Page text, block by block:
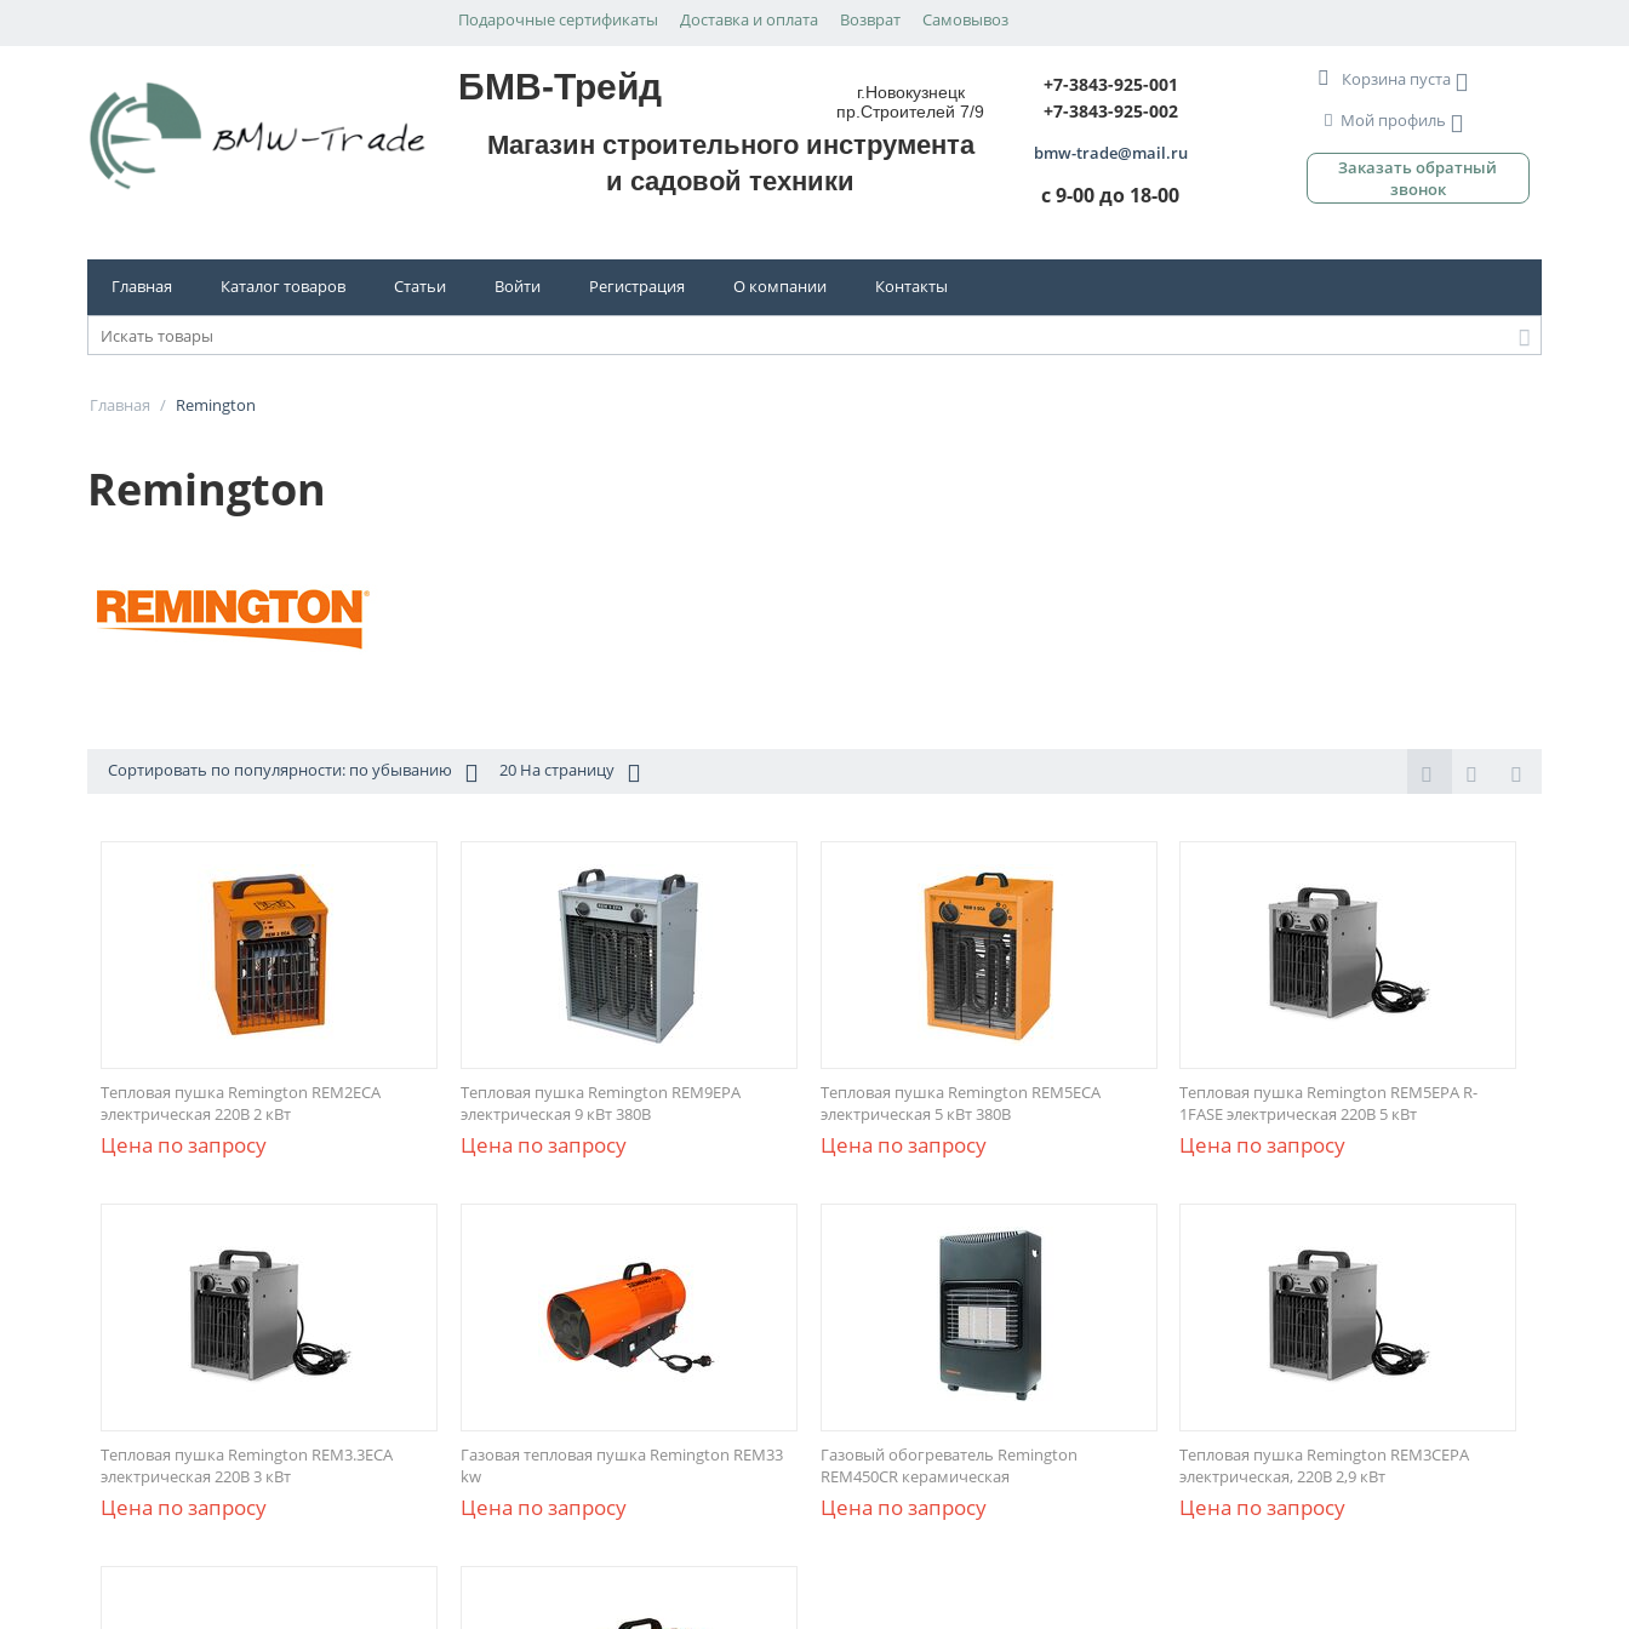
Подарочные сертификаты Доставка и оплата Возврат Самовывоз
БМВ-Трейд
г.Новокузнецк
пр.Строителей 7/9
Магазин строительного инструмента
и садовой техники
+7-3843-925-001
+7-3843-925-002
bmw-trade@mail.ru
с 9-00 до 18-00
Корзина пуста
Мой профиль
Заказать обратный
звонок
Главная Каталог товаров Статьи Войти Регистрация О компании Контакты
Главная / Remington
Remington
Сортировать по популярности: по убыванию 20 На страницу
Тепловая пушка Remington REM2ECA
электрическая 220В 2 кВт
Цена по запросу
Тепловая пушка Remington REM9EPA
электрическая 9 кВт 380В
Цена по запросу
Тепловая пушка Remington REM5ECA
электрическая 5 кВт 380В
Цена по запросу
Тепловая пушка Remington REM5EPА R-
1FASE электрическая 220В 5 кВт
Цена по запросу
Тепловая пушка Remington REM3.3ECA
электрическая 220В 3 кВт
Цена по запросу
Газовая тепловая пушка Remington REM33
kw
Цена по запросу
Газовый обогреватель Remington
REM450CR керамическая
Цена по запросу
Тепловая пушка Remington REM3CEPA
электрическая, 220В 2,9 кВт
Цена по запросу